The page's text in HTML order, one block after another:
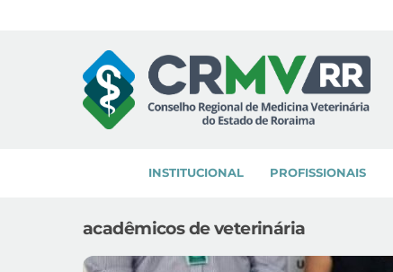
INSTITUCIONAL PROFISSIONAIS
acadêmicos de veterinária